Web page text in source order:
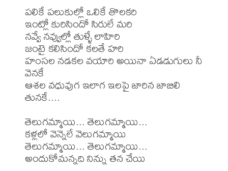
పలికే పలుకుల్లో ఒలికే తొలకరి
ఇంట్లో కురిసిందో సిరులే మరి
నవ్వే నవ్వుల్లో తుళ్ళే లాహిరి
జంటై కలిసిందో కలతే హరి
హంసల నడకల వయారి అయినా ఏడడుగులు నీ
వెనకే
ఆశల వధువుగ ఇలాగ ఇలపై జారిన జాబిలి
తునకే....
తెలుగమ్మాయి... తెలుగమ్మాయి...
కళ్లలో వెన్నెలే వెలుగమ్మాయి
తెలుగమ్మాయి... తెలుగమ్మాయి...
అందుకోమన్నది నిన్ను తన చేయి